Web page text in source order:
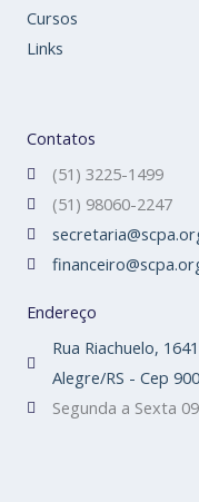
Cursos
Links
Contatos
(51) 3225-1499
(51) 98060-2247
Endereço
Rua Riachuelo,
Alegre/RS - Cep
Segunda a Sexta